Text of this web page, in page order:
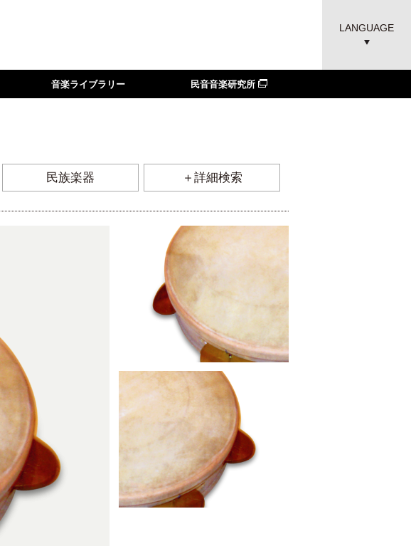
LANGUAGE
音楽ライブラリー 民音音楽研究所
民族楽器 ＋詳細検索